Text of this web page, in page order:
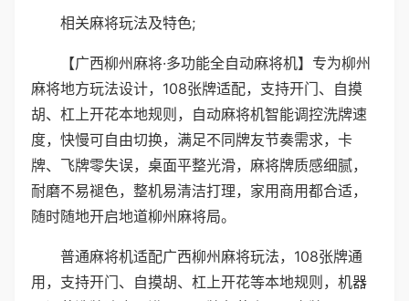
相关麻将玩法及特色;
【广西柳州麻将·多功能全自动麻将机】专为柳州
麻将地方玩法设计，108张牌适配，支持开门、自摸
胡、杠上开花本地规则，自动麻将机智能调控洗牌速
度，快慢可自由切换，满足不同牌友节奏需求，卡
牌、飞牌零失误，桌面平整光滑，麻将牌质感细腻，
耐磨不易褪色，整机易清洁打理，家用商用都合适，
随时随地开启地道柳州麻将局。
普通麻将机适配广西柳州麻将玩法，108张牌通
用，支持开门、自摸胡、杠上开花等本地规则，机器